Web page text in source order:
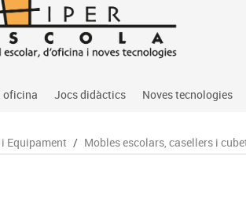
oficina
i classificadors
Jocs didàctics
Primeres edats
Noves tecnologies
Audio
Equipament / Mobles escolars, casellers i